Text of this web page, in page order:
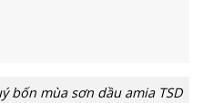
bốn mùa sơn dầu amia TSD